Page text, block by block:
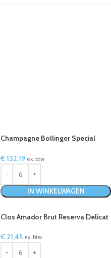
Champagne Bollinger Special
geschenkdoos
€132,19 ex. btw
IN WINKELWAGEN
Clos Amador Brut Reserva Delicat
€ 21,45 ex. btw